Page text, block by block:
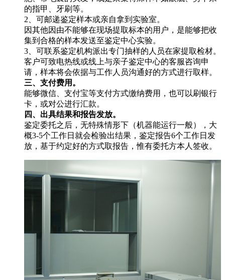
的指甲、牙刷等。
2、可邮递鉴定样本或亲自拿到实验室。
因其他因由不能够在现场提取标本的用户，是能够把收
集到合格的样本发送至鉴定中心实验。
3、可联系鉴定机构派出专门抽样的人员在家提取检材。
客户可致电热线或线上与亲子鉴定中心的客服咨询申
请，样本将会依据与工作人员沟通好的方式进行取样。
三、支付费用。
能够微信、支付宝等支付方式缴纳费用，也可以刷银行
卡，或对公进行汇款。
四、出具结果和报告发放。
鉴定委托之后，无特殊情形下（机器能运行一般），大
概3-5个工作日就会检验出结果，鉴定报告6个工作日发
放，基于约定好的方式取报告，惟有委托方本人签收。